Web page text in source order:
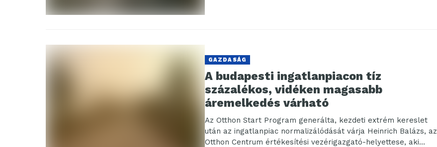
GAZDASÁG
A budapesti ingatlanpiacon tíz
százalékos, vidéken magasabb
áremelkedés várható
Az Otthon Start Program generálta, kezdeti extrém kereslet
után az ingatlanpiac normalizálódását várja Heinrich Balázs, az
Otthon Centrum értékesítési vezérigazgató-helyettese, aki